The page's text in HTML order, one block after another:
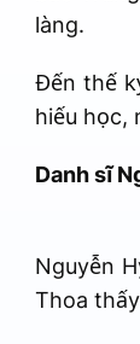
làng.
Đến thế
hiếu học,
Danh sĩ
Nguyễn
Thoa